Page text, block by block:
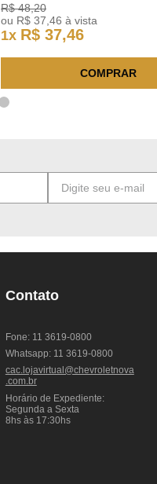
R$ 48,20
ou R$ 37 ,46 à vista
1x R$ 37,46
COMPRAR
Contato
Fone: 11 3619-0800
Whatsapp: 11 3619-0800
cac.lojavirtual@chevroletnova
.com.br
Horário de Expediente:
Segunda a Sexta
8hs às 17:30hs